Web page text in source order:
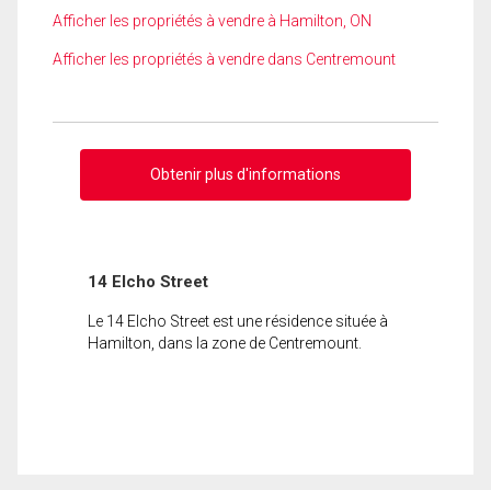
Afficher les propriétés à vendre à Hamilton, ON
Afficher les propriétés à vendre dans Centremount
Obtenir plus d'informations
14 Elcho Street
Le 14 Elcho Street est une résidence située à
Hamilton, dans la zone de Centremount.